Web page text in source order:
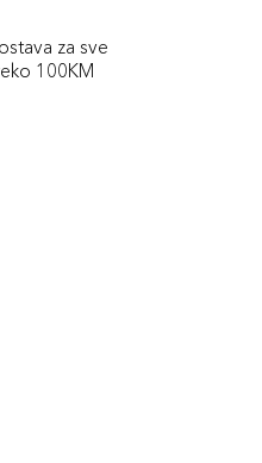
za sve
100KM